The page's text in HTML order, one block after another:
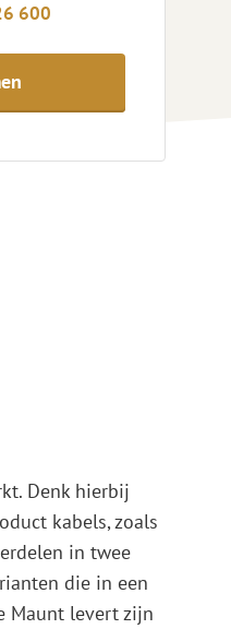
600
Denk hierbij
kabels, zoals
in twee
die in een
Maunt levert zijn